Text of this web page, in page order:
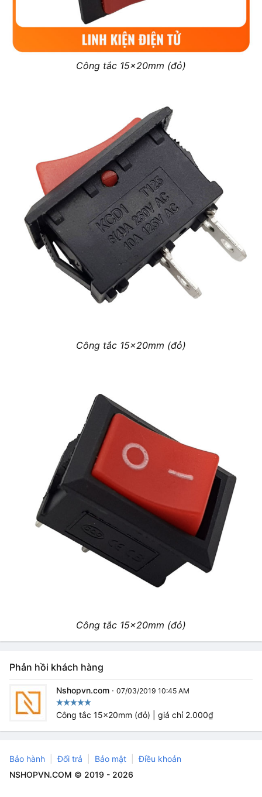
Công tắc 15x20mm (đỏ)
Công tắc 15x20mm (đỏ)
Công tắc 15x20mm (đỏ)
Phản hồi khách hàng
Nshopvn.com · 07/03/2019 10:45 AM
Công tắc 15x20mm (đỏ) | giá chỉ 2.000₫
Bảo hành Đổi trả Bảo mật
Điều khoản
NSHOPVN.COM © 2019 - 2026